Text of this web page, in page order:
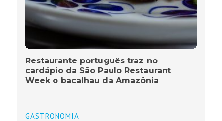
Restaurante português traz no
cardápio da São Paulo Restaurant
Week o bacalhau da Amazônia
GASTRONOMIA